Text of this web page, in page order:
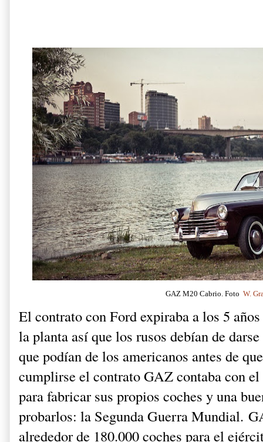
GAZ M20 Cabrio. FotoW.
El contrato con Ford expiraba a los 5
la planta así que los rusos debían de
que podían de los americanos antes de
cumplirse el contrato GAZ contaba con
para fabricar sus propios coches y una
probarlos: la Segunda Guerra Mundial.
alrededor de 180.000 coches para el